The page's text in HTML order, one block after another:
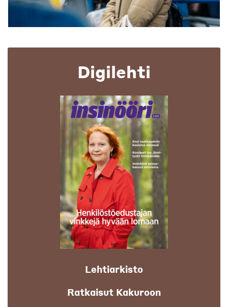
Digilehti
Lehtiarkisto
Ratkaisut Kakuroon